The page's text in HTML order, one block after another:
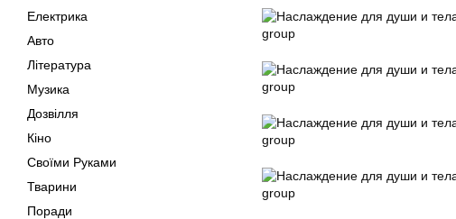
Електрика
Авто
Література
Музика
Дозвілля
Кіно
Своїми Руками
Тварини
Поради